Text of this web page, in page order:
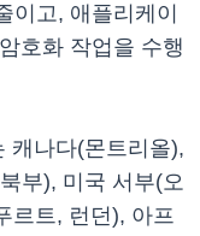
이고, 애플리케이
호화 작업을 수행
캐나다(몬트리올),
부), 미국 서부(오
르트, 런던), 아프